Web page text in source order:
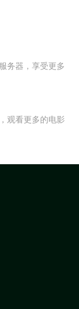
务器，享受更多
观看更多的电影